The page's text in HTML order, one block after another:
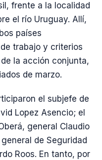
frente a la localidad
el río Uruguay. Allí,
países
trabajo y criterios
la acción conjunta,
de marzo.
el subjefe de
Lopez Asencio; el
general Claudio
de Seguridad
Roos. En tanto, por